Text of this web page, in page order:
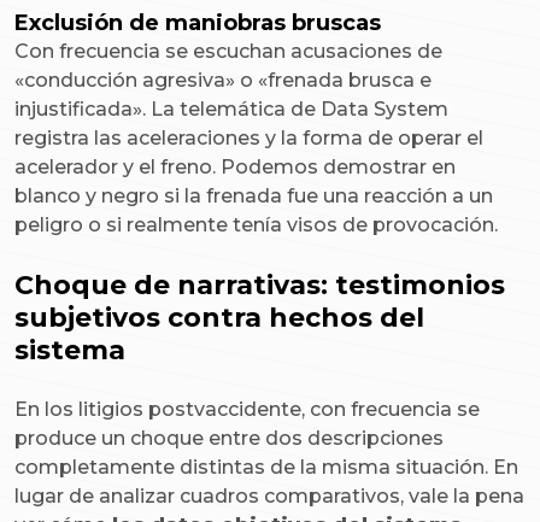
Exclusión de maniobras bruscas
Con frecuencia se escuchan acusaciones de
«conducción agresiva» o «frenada brusca e
injustificada». La telemática de Data System
registra las aceleraciones y la forma de operar el
acelerador y el freno. Podemos demostrar en
blanco y negro si la frenada fue una reacción a un
peligro o si realmente tenía visos de provocación.
Choque de narrativas: testimonios
subjetivos contra hechos del
sistema
En los litigios postvaccidente, con frecuencia se
produce un choque entre dos descripciones
completamente distintas de la misma situación. En
lugar de analizar cuadros comparativos, vale la pena